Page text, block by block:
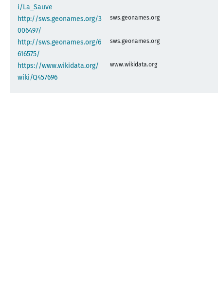
i/La_Sauve
http://sws.geonames.org/3
006497/
sws.geonames.org
http://sws.geonames.org/6
616575/
sws.geonames.org
https://www.wikidata.org/
wiki/Q457696
www.wikidata.org